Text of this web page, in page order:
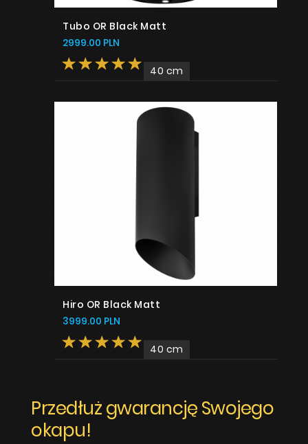
Tubo OR Black Matt
2999.00 PLN
40 cm
Hiro OR Black Matt
3999.00 PLN
40 cm
Przedłuż gwarancję Swojego
okapu!